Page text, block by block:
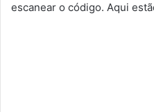
escanear o código. Aqui